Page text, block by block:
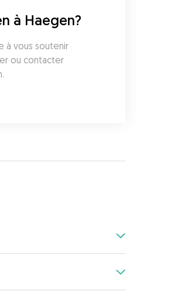
à Haegen?
à vous soutenir
ou contacter